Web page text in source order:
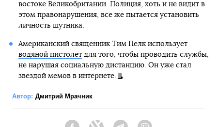
востоке Великобритании. Полиция, хоть и не видит в
этом правонарушения, все же пытается установить
личность шутника.
Американский священник Тим Пелк использует
водяной пистолетдля того, чтобы проводить службы,
не нарушая социальную дистанцию. Он уже стал
звездой мемов в интернете.
Автор: Дмитрий Мрачник